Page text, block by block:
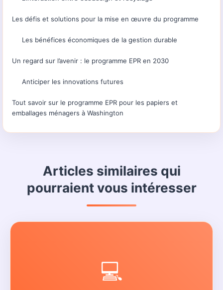
Les défis et solutions pour la mise en œuvre du programme
Les bénéfices économiques de la gestion durable
Un regard sur l’avenir : le programme EPR en 2030
Anticiper les innovations futures
Tout savoir sur le programme EPR pour les papiers et
emballages ménagers à Washington
Articles similaires qui
pourraient vous intéresser
💻